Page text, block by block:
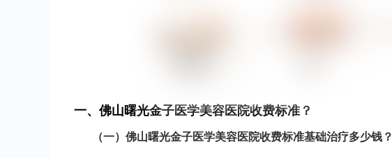
一、佛山曙光金子医学美容医院收费标准？
（一）佛山曙光金子医学美容医院收费标准基础治疗多少钱？